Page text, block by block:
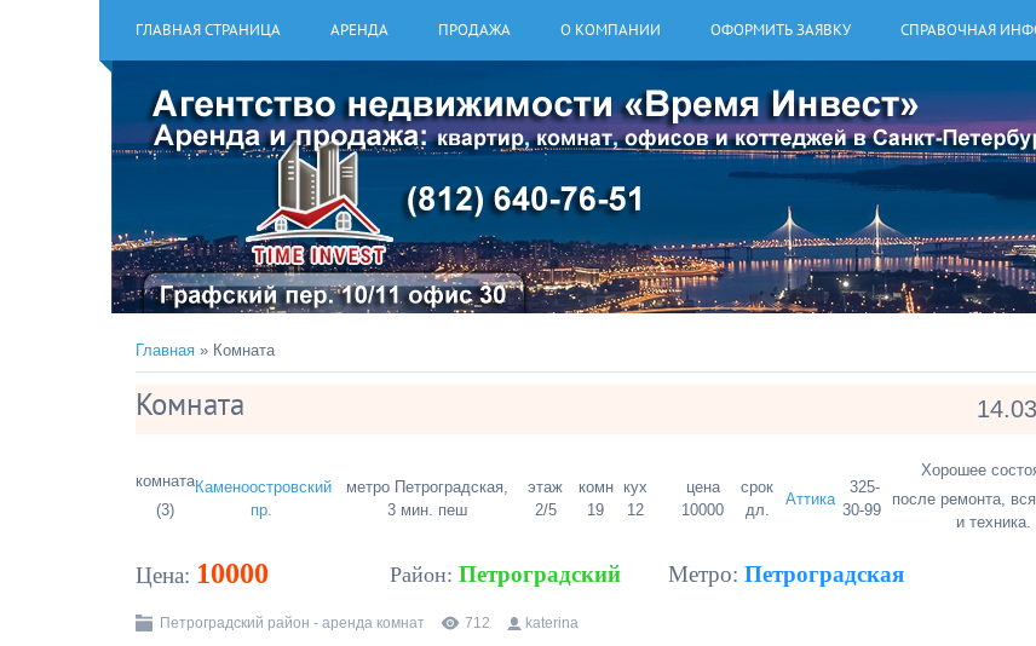
ГЛАВНАЯ СТРАНИЦА АРЕНДА ПРОДАЖА О КОМПАНИИ ОФОРМИТЬ ЗАЯВКУ СПРАВОЧНАЯ
Главная » Комната
Комната
комната
(3)
Каменоостровский
пр.
метро Петроградская,
3 мин. пеш
этаж
2/5
комн
19
кух
12
цена
10000
срок
дл.
Аттика
325-
30-99
Хорошее
после ремонта,
и техника.
Цена: 10000 Район: Петроградский Метро: Петроградская
Петроградский район - аренда комнат 712 katerina